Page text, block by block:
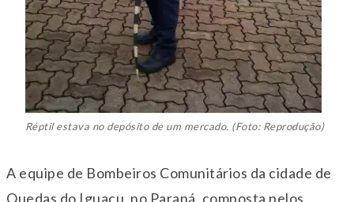
Réptil estava no depósito de um mercado. (Foto: Reprodução)
A equipe de Bombeiros Comunitários da cidade de
Quedas do Iguaçu, no Paraná, composta pelos